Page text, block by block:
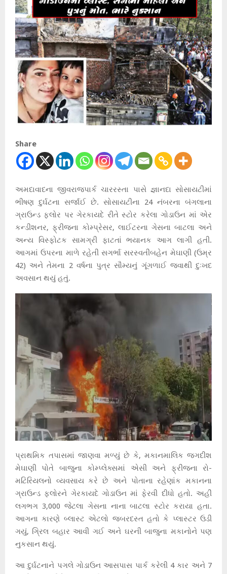
Share
અમદાવાદના જીવરાજપાર્ક ચારરસ્તા પાસે જ્ઞાનદા સોસાયટીમાં
ભીષણ દુર્ઘટના સર્જાઈ છે. સોસાયટીના 24 નંબરના બંગલાના
ગ્રાઉન્ડ ફ્લોર પર ગેરકાયદે રીતે સ્ટોર કરેલા ગોડાઉન માં એર
કન્ડીશનર, ફ્રીજના કોમ્પ્રેસર, લાઈટરના ગેસના બાટલા અને
અન્ય વિસ્ફોટક સામગ્રી ફાટતાં ભયાનક આગ લાગી હતી.
આગમાં ઉપરના માળે રહેતી સગર્ભા સરસ્વતીબહેન મેઘાણી (ઉમ્ર
42) અને તેમના 2 વર્ષના પુત્ર સૌમ્યનું ગૂંગળાઈ જવાથી દુઃખદ
અવસાન થયું હતું.
પ્રાથમિક તપાસમાં જાણવા મળ્યું છે કે, મકાનમાલિક જગદીશ
મેઘાણી પોતે બાજુના કોમ્પ્લેક્સમાં એસી અને ફ્રીજના રો-
મટિરિયલનો વ્યવસાય કરે છે અને પોતાના રહેણાંક મકાનના
ગ્રાઉન્ડ ફ્લોરને ગેરકાયદે ગોડાઉન માં ફેરવી દીધો હતો. અહીં
લગભગ 3,000 જેટલા ગેસના નાના બાટલા સ્ટોર કરાયા હતા.
આગના કારણે બ્લાસ્ટ એટલો જબરદસ્ત હતો કે પ્લાસ્ટર ઉડી
ગયું, ગ્રિલ બહાર આવી ગઈ અને ઘરની બાજુના મકાનોને પણ
નુકસાન થયું.
આ દુર્ઘટનાને પગલે ગોડાઉન આસપાસ પાર્ક કરેલી 4 કાર અને 7